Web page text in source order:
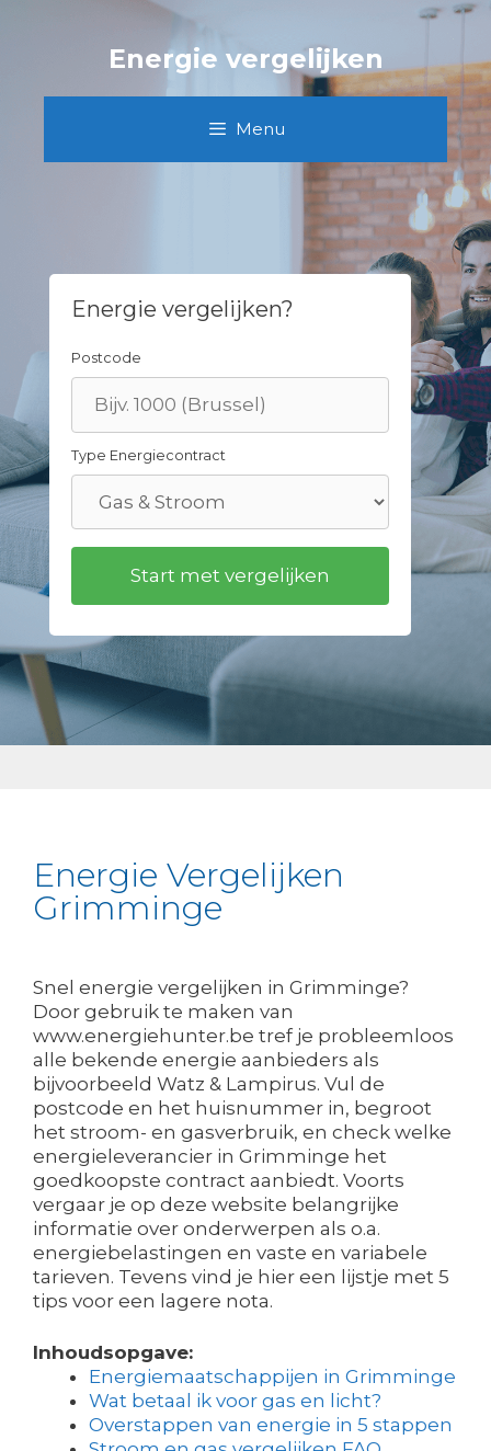
Energie vergelijken
Menu
Energie vergelijken?
Postcode
Type Energiecontract
Energie Vergelijken
Grimminge
Snel energie vergelijken in Grimminge?
Door gebruik te maken van
www.energiehunter.be tref je probleemloos
alle bekende energie aanbieders als
bijvoorbeeld Watz & Lampirus. Vul de
postcode en het huisnummer in, begroot
het stroom- en gasverbruik, en check welke
energieleverancier in Grimminge het
goedkoopste contract aanbiedt. Voorts
vergaar je op deze website belangrijke
informatie over onderwerpen als o.a.
energiebelastingen en vaste en variabele
tarieven. Tevens vind je hier een lijstje met 5
tips voor een lagere nota.
Inhoudsopgave:
Energiemaatschappijen in Grimminge
Wat betaal ik voor gas en licht?
Overstappen van energie in 5 stappen